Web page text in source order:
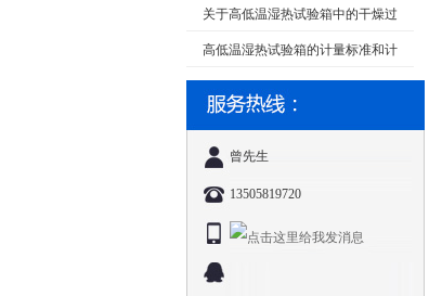
用呢?关于高低温湿热试验箱中的干燥过
滤器的作用
高低温湿热试验箱的计量标准和计
量要求
曾先生
13505819720